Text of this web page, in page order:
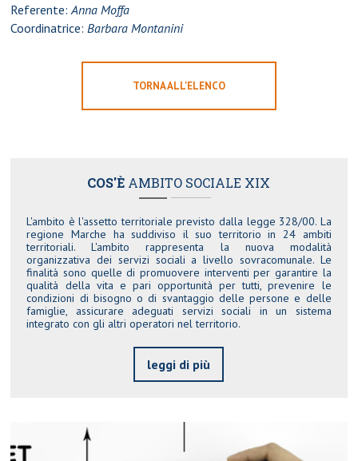
Referente:Anna Moffa
Coordinatrice: Barbara Montanini
TORNA ALL'ELENCO
COS'È AMBITO SOCIALE XIX
L'ambito è l'assetto territoriale previsto dalla legge 328/00. La
regione Marche ha suddiviso il suo territorio in 24 ambiti
territoriali. L'ambito rappresenta la nuova modalità
organizzativa dei servizi sociali a livello sovracomunale. Le
finalità sono quelle di promuovere interventi per garantire la
qualità della vita e pari opportunità per tutti, prevenire le
condizioni di bisogno o di svantaggio delle persone e delle
famiglie, assicurare adeguati servizi sociali in un sistema
integrato con gli altri operatori nel territorio.
leggi di più